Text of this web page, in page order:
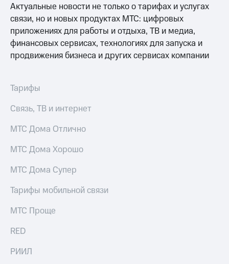
Описание
Еврооблигации-2023
Уведомление
о
погашении
Регистратор
Реквизиты
Контакты
развитие
деловая этика
На главную
Актуальные новости не только о тарифах и услугах
связи, но и новых продуктах МТС: цифровых
приложениях для работы и отдыха, ТВ и медиа,
финансовых сервисах, технологиях для запуска и
продвижения бизнеса и других сервисах компании
Тарифы
Связь, ТВ и интернет
МТС Дома Отлично
МТС Дома Хорошо
МТС Дома Супер
Тарифы мобильной связи
МТС Проще
RED
РИИЛ